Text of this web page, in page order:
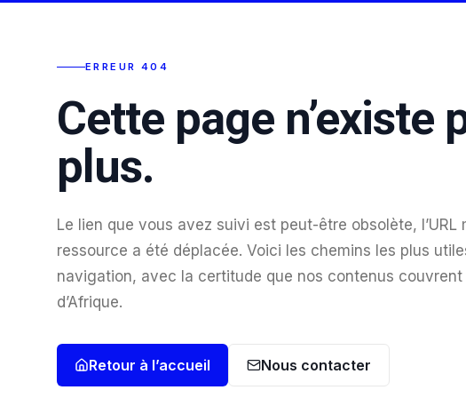
ERREUR 404
Cette page n’existe
plus.
Le lien que vous avez suivi est peut-être obsolète, l’URL
ressource a été déplacée. Voici les chemins les plus
navigation, avec la certitude que nos contenus
d’Afrique.
Retour à l’accueil Nous contacter